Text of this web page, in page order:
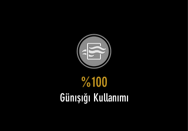
%100
Günışığı Kullanımı